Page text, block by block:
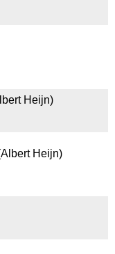
Heijn)
Heijn)